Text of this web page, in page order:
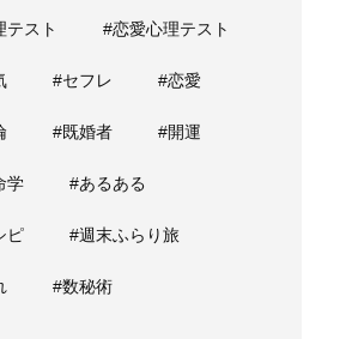
テスト #恋愛心理テスト
#セフレ #恋愛
#既婚者 #開運
学 #あるある
ピ #週末ふらり旅
#数秘術